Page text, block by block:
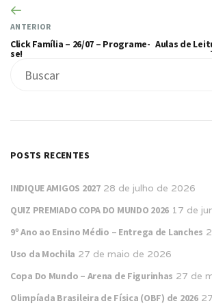
ANTERIOR
Click Família – 26/07 – Programe-
se!
Aulas de
POSTS RECENTES
INDIQUE AMIGOS 2027 28 de julho de 2026
QUIZ PREMIADO COPA DO MUNDO 2026 17 de
9º Ano ao Ensino Médio – Entrega de Lanches
Uso da Mochila 27 de maio de 2026
Copa Do Mundo – Arena de Figurinhas 27 de
Olimpíada Brasileira de Física (OBF) de 2026